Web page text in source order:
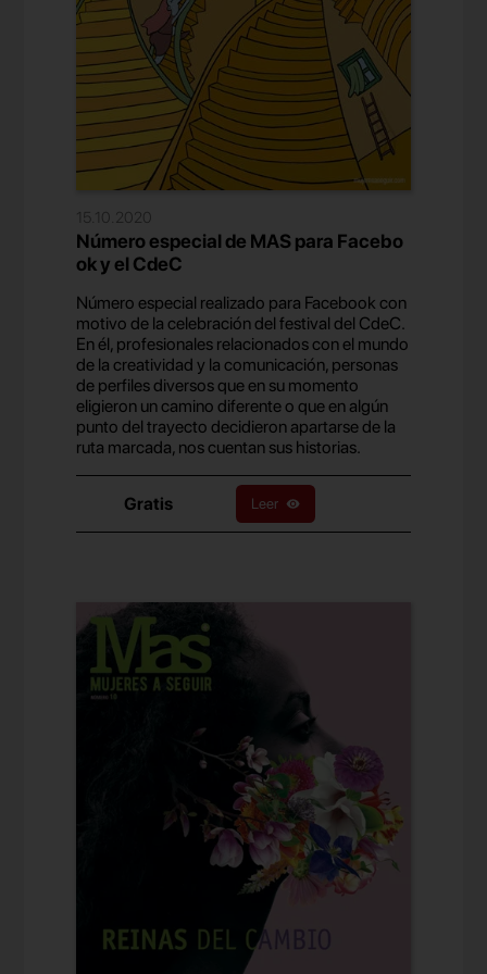
15.10.2020
Número especial de MAS para Facebo
ok y el CdeC
Número especial realizado para Facebook con
motivo de la celebración del festival del CdeC.
En él, profesionales relacionados con el mundo
de la creatividad y la comunicación, personas
de perfiles diversos que en su momento
eligieron un camino diferente o que en algún
punto del trayecto decidieron apartarse de la
ruta marcada, nos cuentan sus historias.
Gratis Leer